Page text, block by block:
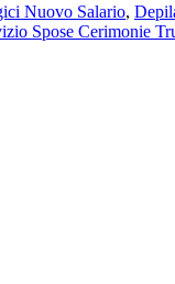
Nuovo Salario,
Spose Cerimonie